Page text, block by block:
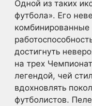
Одной из таких
футбола». Его
комбинированные
достигнуть
на трех
легендой, чей
вдохновлять
футболистов.